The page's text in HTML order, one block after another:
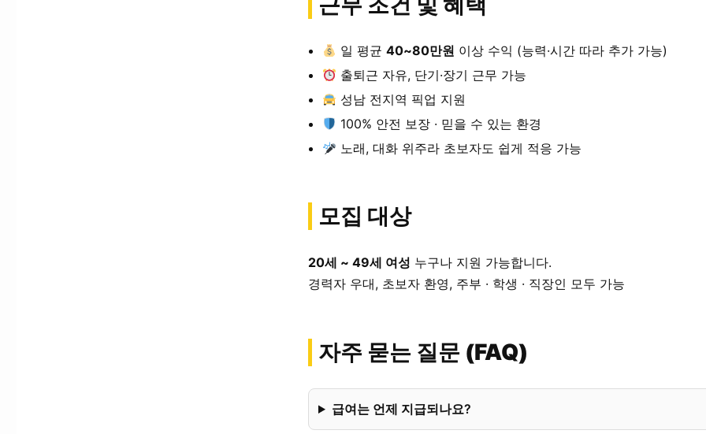
일 평균40~80만원 이상 수익 (능력·시간 따라 추가 가능)
출퇴근 자유, 단기·장기 근무 가능
성남 전지역 픽업 지원
100% 안전 보장 · 믿을 수 있는 환경
노래, 대화 위주라 초보자도 쉽게 적응 가능
모집 대상
20세 ~ 49세 여성 누구나 지원 가능합니다.
경력자 우대, 초보자 환영, 주부 · 학생 · 직장인 모두 가능
자주 묻는 질문 (FAQ)
급여는 언제 지급되나요?